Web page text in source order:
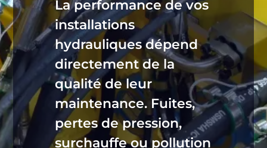
La performance de vos
installations
hydrauliques dépend
directement de la
qualité de leur
maintenance. Fuites,
pertes de pression,
surchauffe ou pollution